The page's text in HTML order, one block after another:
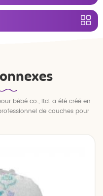
bébé co., ltd. a été créé en
de couches pour